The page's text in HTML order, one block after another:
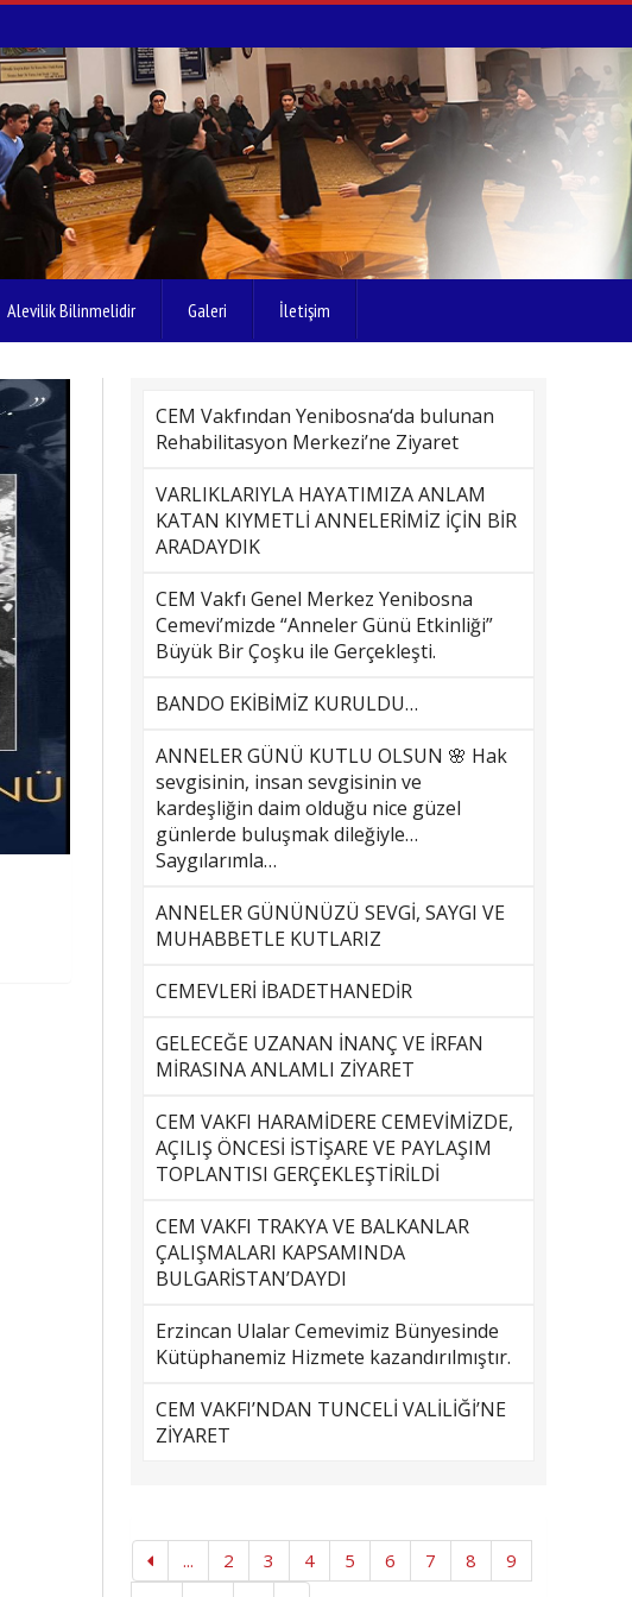
Alevilik Bilinmelidir Galeri İletişim
CEM Vakfından Yenibosna‘da bulunan
Rehabilitasyon Merkezi’ne Ziyaret
VARLIKLARIYLA HAYATIMIZA ANLAM
KATAN KIYMETLİ ANNELERİMİZ İÇİN BİR
ARADAYDIK
CEM Vakfı Genel Merkez Yenibosna
Cemevi’mizde “Anneler Günü Etkinliği”
Büyük Bir Çoşku ile Gerçekleşti.
BANDO EKİBİMİZ KURULDU…
ANNELER GÜNÜ KUTLU OLSUN 🌸 Hak
sevgisinin, insan sevgisinin ve
kardeşliğin daim olduğu nice güzel
günlerde buluşmak dileğiyle…
Saygılarımla…
ANNELER GÜNÜNÜZÜ SEVGİ, SAYGI VE
MUHABBETLE KUTLARIZ
CEMEVLERİ İBADETHANEDİR
GELECEĞE UZANAN İNANÇ VE İRFAN
MİRASINA ANLAMLI ZİYARET
CEM VAKFI HARAMİDERE CEMEVİMİZDE,
AÇILIŞ ÖNCESİ İSTİŞARE VE PAYLAŞIM
TOPLANTISI GERÇEKLEŞTİRİLDİ
CEM VAKFI TRAKYA VE BALKANLAR
ÇALIŞMALARI KAPSAMINDA
BULGARİSTAN’DAYDI
Erzincan Ulalar Cemevimiz Bünyesinde
Kütüphanemiz Hizmete kazandırılmıştır.
CEM VAKFI’NDAN TUNCELİ VALİLİĞİ’NE
ZİYARET
... 2 3 4 5 6 7 8
9